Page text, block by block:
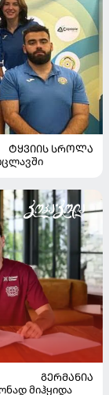
ᲢᲧᲕᲘᲘᲡ ᲡᲠᲝᲚᲐ
ᲒᲔᲠᲛᲐᲜᲘᲐ
მიჰყიდა